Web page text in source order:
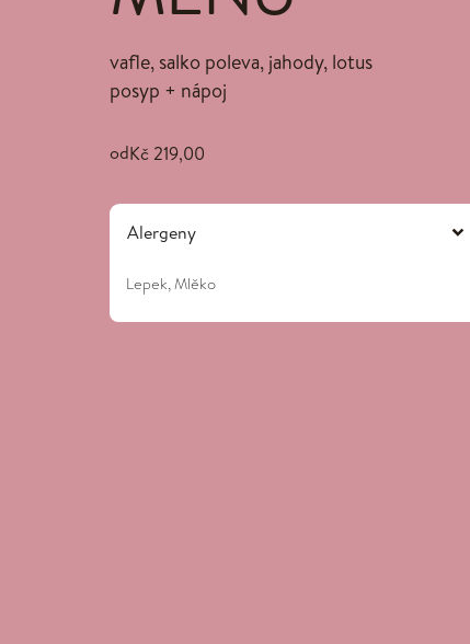
vafle, salko poleva, jahody, lotus
posyp + nápoj
odKč 219,00
Alergeny
Lepek, Mlěko